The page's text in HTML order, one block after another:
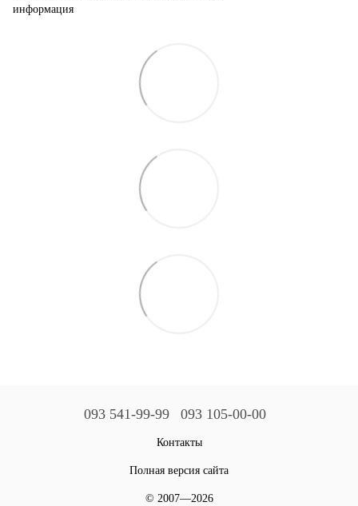
информация
093 541-99-99 093 105-00-00
Контакты
Полная версия сайта
© 2007—2026